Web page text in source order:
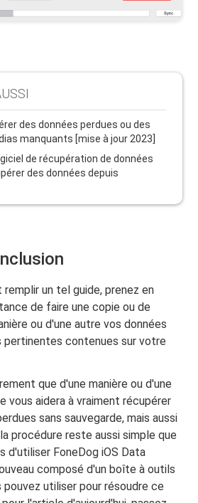
des données perdues ou des
manquants [mise à jour 2023]
de récupération de données
des données depuis
remplir un tel guide, prenez en
de faire une copie ou de
ou d'une autre vos données
pertinentes contenues sur votre
que d'une manière ou d'une
aidera à vraiment récupérer
sans sauvegarde, mais aussi
procédure reste aussi simple que
d'utiliser FoneDog iOS Data
composé d'un boîte à outils
utiliser pour résoudre ce